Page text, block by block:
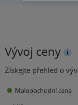
Vývoj ceny
Získejte přehled o
Maloobchodní cena